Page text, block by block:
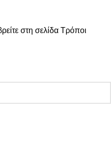
στη σελίδα Τρόποι